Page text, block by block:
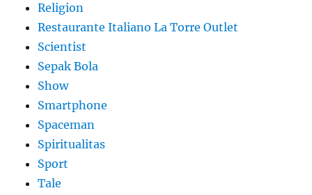
Religion
Restaurante Italiano La Torre Outlet
Scientist
Sepak Bola
Show
Smartphone
Spaceman
Spiritualitas
Sport
Tale